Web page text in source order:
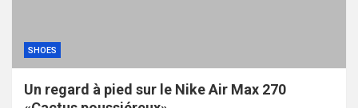
SHOES
Un regard à pied sur le Nike Air Max 270